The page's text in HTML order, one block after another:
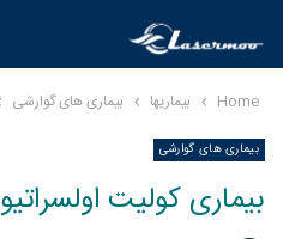
Home بیماریها بیماری های گوارشی
بیماری های گوارشی
بیماری کولیت اولسراتیو